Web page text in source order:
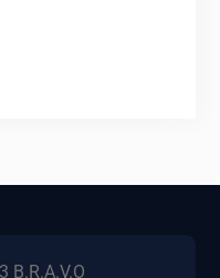
B.R.A.V.O